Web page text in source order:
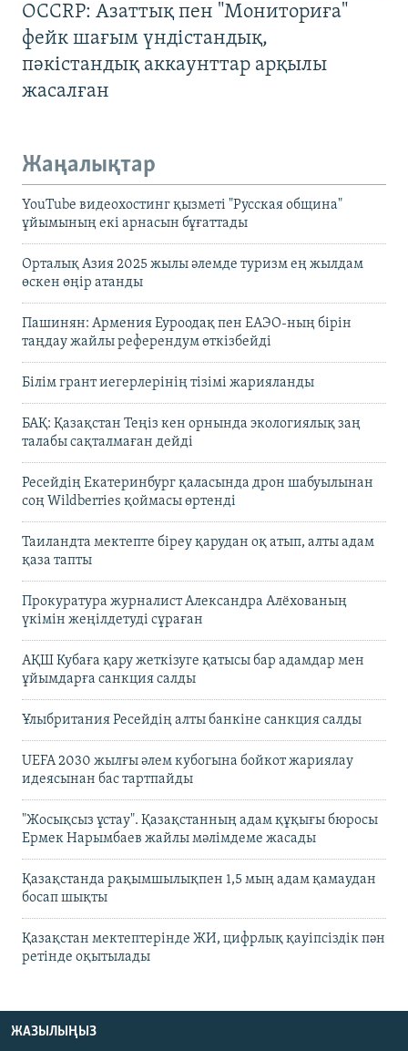
OCCRP: Азаттық пен "Мониториға"
фейк шағым үндістандық,
пәкістандық аккаунттар арқылы
жасалған
Жаңалықтар
YouTube видеохостинг қызметі "Русская община"
ұйымының екі арнасын бұғаттады
Орталық Азия 2025 жылы әлемде туризм ең жылдам
өскен өңір атанды
Пашинян: Армения Еуроодақ пен ЕАЭО-ның бірін
таңдау жайлы референдум өткізбейді
Білім грант иегерлерінің тізімі жарияланды
БАҚ: Қазақстан Теңіз кен орнында экологиялық заң
талабы сақталмаған дейді
Ресейдің Екатеринбург қаласында дрон шабуылынан
соң Wildberries қоймасы өртенді
Таиландта мектепте біреу қарудан оқ атып, алты адам
қаза тапты
Прокуратура журналист Александра Алёхованың
үкімін жеңілдетуді сұраған
АҚШ Кубаға қару жеткізуге қатысы бар адамдар мен
ұйымдарға санкция салды
Ұлыбритания Ресейдің алты банкіне санкция салды
UEFA 2030 жылғы әлем кубогына бойкот жариялау
идеясынан бас тартпайды
"Жосықсыз ұстау". Қазақстанның адам құқығы бюросы
Ермек Нарымбаев жайлы мәлімдеме жасады
Қазақстанда рақымшылықпен 1,5 мың адам қамаудан
босап шықты
Қазақстан мектептерінде ЖИ, цифрлық қауіпсіздік пән
ретінде оқытылады
ЖАЗЫЛЫҢЫЗ